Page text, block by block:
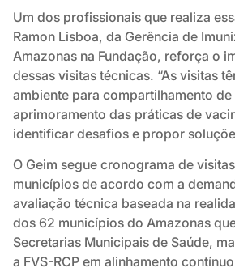
Um dos profissionais que realiza
Ramon Lisboa, da Gerência de
Amazonas na Fundação, reforça o
dessas visitas técnicas. “As visitas
ambiente para compartilhamento
aprimoramento das práticas de
identificar desafios e propor
O Geim segue cronograma de
municípios de acordo com a
avaliação técnica baseada na
dos 62 municípios do Amazonas
Secretarias Municipais de Saúde,
a FVS-RCP em alinhamento